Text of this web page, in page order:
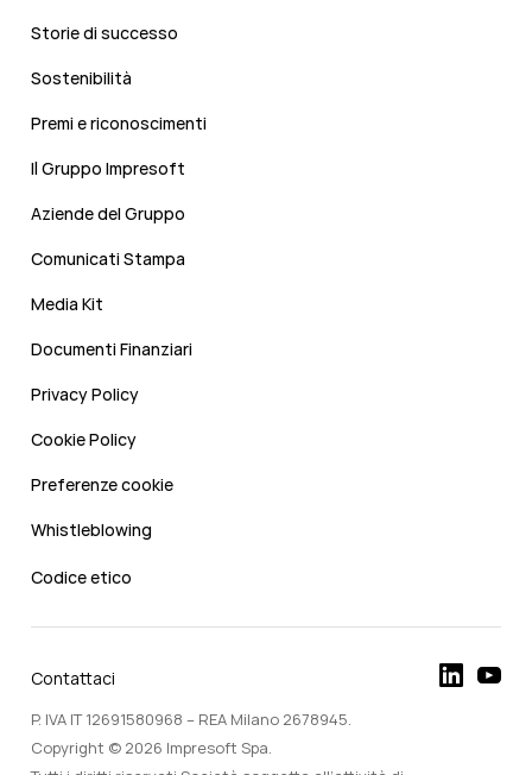
Storie di successo
Sostenibilità
Premi e riconoscimenti
Il Gruppo Impresoft
Aziende del Gruppo
Comunicati Stampa
Media Kit
Documenti Finanziari
Privacy Policy
Cookie Policy
Preferenze cookie
Whistleblowing
Codice etico
Contattaci
P. IVA IT 12691580968 – REA Milano 2678945.
Copyright © 2026 Impresoft Spa.